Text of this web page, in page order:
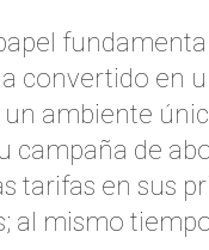
convertido en
ambiente
campaña de
tarifas en sus
al mismo